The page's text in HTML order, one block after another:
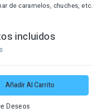
de caramelos, chuches, etc.
incluidos
Añadir Al Carrito
Deseos